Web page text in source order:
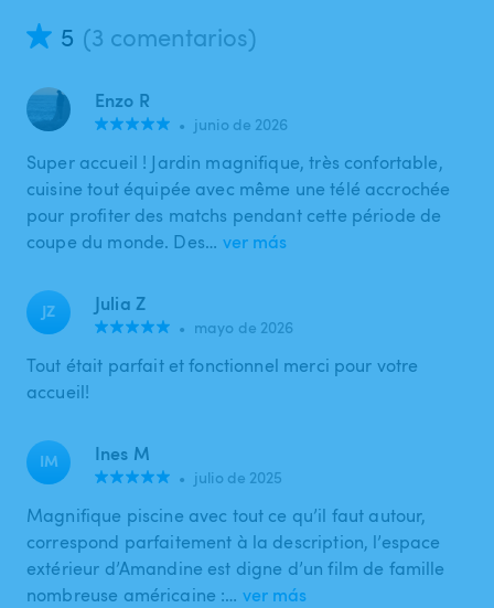
5 (3 comentarios)
Enzo R
• junio de 2026
Super accueil ! Jardin magnifique, très confortable,
cuisine tout équipée avec même une télé accrochée
pour profiter des matchs pendant cette période de
coupe du monde. Des… ver más
JZ Julia Z
• mayo de 2026
Tout était parfait et fonctionnel merci pour votre
accueil!
IM Ines M
• julio de 2025
Magnifique piscine avec tout ce qu’il faut autour,
correspond parfaitement à la description, l’espace
extérieur d’Amandine est digne d’un film de famille
nombreuse américaine :… ver más